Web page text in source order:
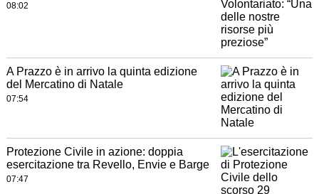
08:02
A Prazzo è in arrivo la quinta edizione
del Mercatino di Natale
07:54
Protezione Civile in azione: doppia
esercitazione tra Revello, Envie e Barge
07:47